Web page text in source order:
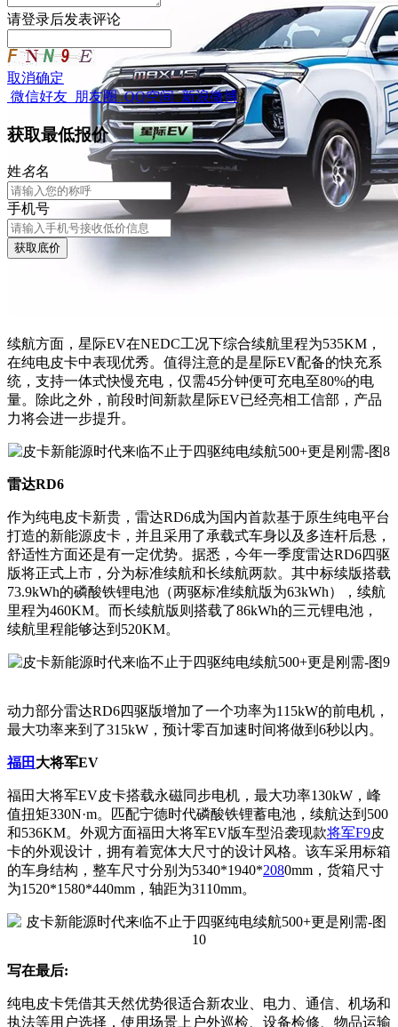
续航方面，星际EV在NEDC工况下综合续航里程为535KM，
在纯电皮卡中表现优秀。值得注意的是星际EV配备的快充系
统，支持一体式快慢充电，仅需45分钟便可充电至80%的电
量。除此之外，前段时间新款星际EV已经亮相工信部，产品
力将会进一步提升。
雷达RD6
作为纯电皮卡新贵，雷达RD6成为国内首款基于原生纯电平台
打造的新能源皮卡，并且采用了承载式车身以及多连杆后悬，
舒适性方面还是有一定优势。据悉，今年一季度雷达RD6四驱
版将正式上市，分为标准续航和长续航两款。其中标续版搭载
73.9kWh的磷酸铁锂电池（两驱标准续航版为63kWh），续航
里程为460KM。而长续航版则搭载了86kWh的三元锂电池，
续航里程能够达到520KM。
动力部分雷达RD6四驱版增加了一个功率为115kW的前电机，
最大功率来到了315kW，预计零百加速时间将做到6秒以内。
福田 大将军EV
福田大将军EV皮卡搭载永磁同步电机，最大功率130kW，峰
值扭矩330N·m。匹配宁德时代磷酸铁锂蓄电池，续航达到500
和536KM。外观方面福田大将军EV版车型沿袭现款将军F9皮
卡的外观设计，拥有着宽体大尺寸的设计风格。该车采用标箱
的车身结构，整车尺寸分别为5340*1940*2080mm，货箱尺寸
为1520*1580*440mm，轴距为3110mm。
写在最后:
纯电皮卡凭借其天然优势很适合新农业、电力、通信、机场和
执法等用户选择，使用场景上户外巡检、设备检修、物品运输
请登录后发表评论
取消确定
微信好友 朋友圈 QQ空间 新浪微博
获取最低报价
姓名名
手机号
获取底价